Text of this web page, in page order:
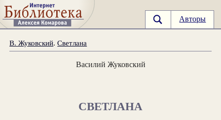
Авторы
В. Жуковский.Светлана
Василий Жуковский
СВЕТЛАНА